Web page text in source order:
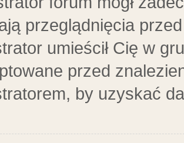
przeglądnięcia
umieścił Cię w
przed
by uzyskać